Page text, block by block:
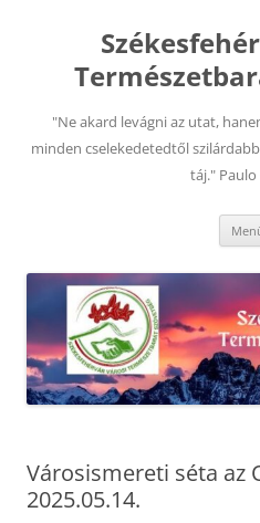
tartalomba
"Ne akard levágni az utat,
minden cselekedetedtől
táj." Paulo
Városismereti séta az
2025.05.14.